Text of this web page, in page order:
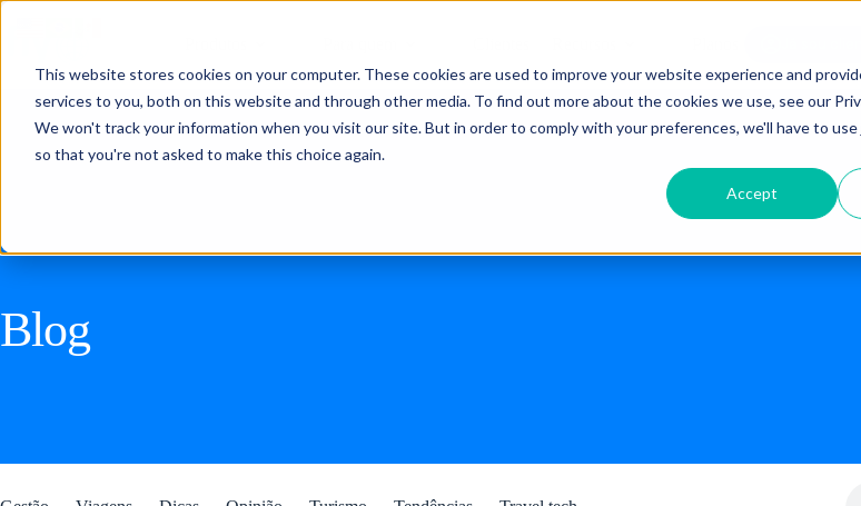
This website stores cookies on your computer. These cookies are used to improve your website experience and
services to you, both on this website and through other media. To find out more about the cookies we use, see our
We won't track your information when you visit our site. But in order to comply with your preferences, we'll have to
so that you're not asked to make this choice again.
Accept
Blog